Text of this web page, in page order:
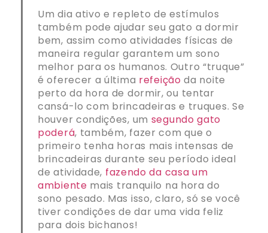
Um dia ativo e repleto de estímulos
também pode ajudar seu gato a dormir
bem, assim como atividades físicas de
maneira regular garantem um sono
melhor para os humanos. Outro “truque”
é oferecer a última refeição da noite
perto da hora de dormir, ou tentar
cansá-lo com brincadeiras e truques. Se
houver condições, um segundo gato
poderá, também, fazer com que o
primeiro tenha horas mais intensas de
brincadeiras durante seu período ideal
de atividade, fazendo da casa um
ambiente mais tranquilo na hora do
sono pesado. Mas isso, claro, só se você
tiver condições de dar uma vida feliz
para dois bichanos!